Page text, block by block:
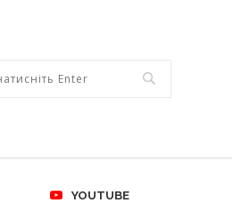
YOUTUBE